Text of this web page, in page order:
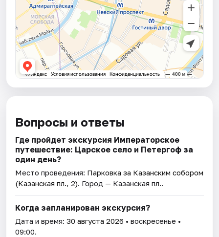
Вопросы и ответы
Где пройдет экскурсия Императорское
путешествие: Царское село и Петергоф за
один день?
Место проведения: Парковка за Казанским собором
(Казанская пл., 2). Город — Казанская пл..
Когда запланирован экскурсия?
Дата и время:30 августа 2026 • воскресенье •
09:00.